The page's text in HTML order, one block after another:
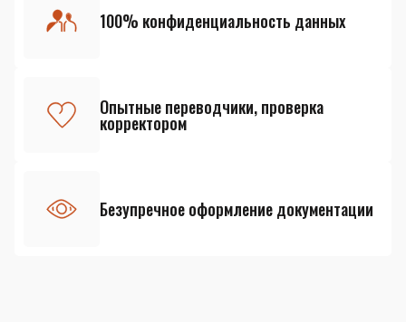
100% конфиденциальность данных
Опытные переводчики, проверка
корректором
Безупречное оформление документации